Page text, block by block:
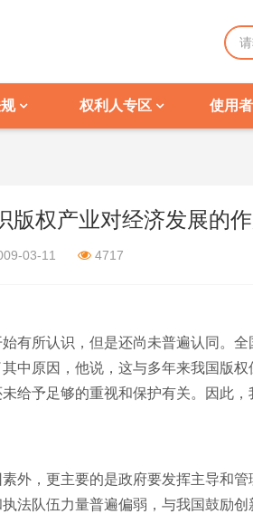
权利人专区 使用
版权产业对经济发展的
03-11 4717
有所认识，但是还尚未普遍认同。
中原因，他说，这与多年来我国版
给予足够的重视和保护有关。因此
外，更主要的是政府要发挥主导和管
法队伍力量普遍偏弱，与我国鼓励